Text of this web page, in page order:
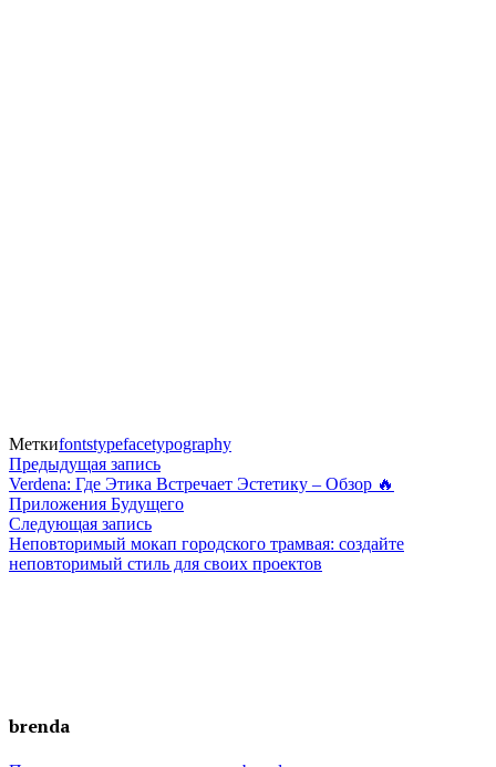
Меткиfontstypefacetypography
Навигация
по
записям
Предыдущая записьПредыдущая
запись:
Verdena: Где Этика Встречает Эстетику – Обзор 🔥
Приложения Будущего
Следующая записьСледующая
запись:
Неповторимый мокап городского трамвая: создайте
неповторимый стиль для своих проектов
brenda